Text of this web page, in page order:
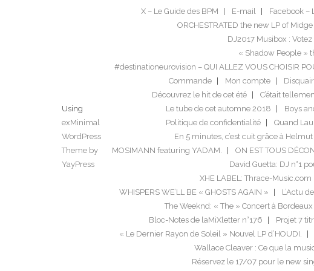
Using
exMinimal
WordPress
Theme by
YayPress
X – Le Guide des BPM E-mail Facebook –
ORCHESTRATED the new LP of
DJ2017 Musibox :
« Shadow People »
#destinationeurovision – QUI ALLEZ VOUS CHOISIR
Commande
Mon compte
Découvrez le hit de cet été
C’était
Le tube de cet automne 2018
Boys
Politique de confidentialité
Quand
En 5 minutes, c’est cuit grâce à
MOSIMANN featuring YADAM.
ON EST TOUS
David Guetta: DJ n°1
XHE LABEL: Thrace-Music.com
WHISPERS WE’LL BE « GHOSTS AGAIN »
L’Actu
The Weeknd: « The » Concert à Bordeaux
Bloc-Notes de laMiXletter n°176
Projet 7
« Le Dernier Rayon de Soleil » Nouvel LP d’HOUDI.
Wallace Cleaver : Ce que la
Réservez le 17/07 pour le new